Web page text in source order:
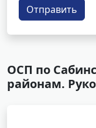
Отправить
ОСП по
районам.